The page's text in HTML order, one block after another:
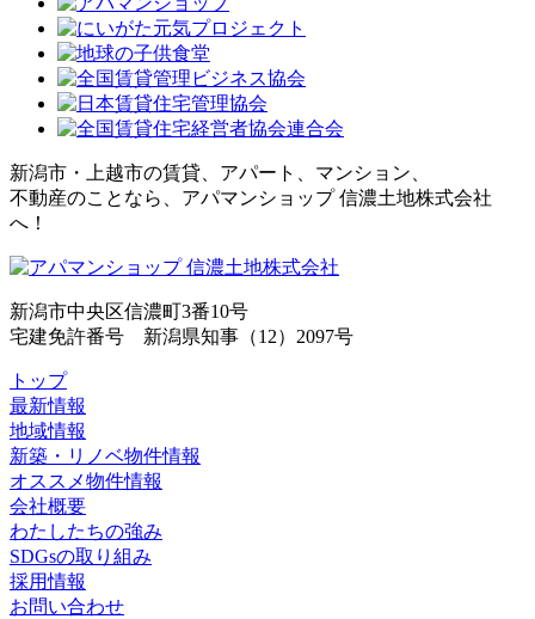
新潟市・上越市の賃貸、アパート、マンション、
不動産のことなら、アパマンショップ 信濃土地株式会社
へ！
新潟市中央区信濃町3番10号
宅建免許番号 新潟県知事（12）2097号
トップ
最新情報
地域情報
新築・リノベ物件情報
オススメ物件情報
会社概要
わたしたちの強み
SDGsの取り組み
採用情報
お問い合わせ